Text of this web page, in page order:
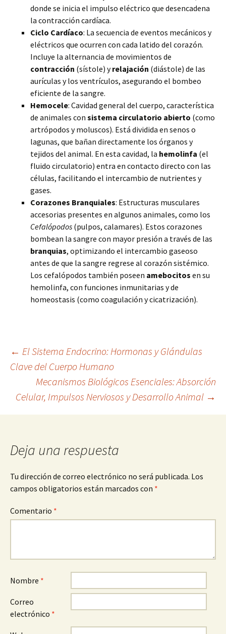
donde se inicia el impulso eléctrico que desencadena
la contracción cardíaca.
Ciclo Cardíaco: La secuencia de eventos mecánicos y
eléctricos que ocurren con cada latido del corazón.
Incluye la alternancia de movimientos de
contracción (sístole) yrelajación (diástole) de las
aurículas y los ventrículos, asegurando el bombeo
eficiente de la sangre.
Hemocele: Cavidad general del cuerpo, característica
de animales con sistema circulatorio abierto (como
artrópodos y moluscos). Está dividida en senos o
lagunas, que bañan directamente los órganos y
tejidos del animal. En esta cavidad, la hemolinfa (el
fluido circulatorio) entra en contacto directo con las
células, facilitando el intercambio de nutrientes y
gases.
Corazones Branquiales: Estructuras musculares
accesorias presentes en algunos animales, como los
Cefalópodos (pulpos, calamares). Estos corazones
bombean la sangre con mayor presión a través de las
branquias, optimizando el intercambio gaseoso
antes de que la sangre regrese al corazón sistémico.
Los cefalópodos también poseen amebocitos en su
hemolinfa, con funciones inmunitarias y de
homeostasis (como coagulación y cicatrización).
Navegación
de
entradas
← El Sistema Endocrino: Hormonas y Glándulas
Clave del Cuerpo Humano
Mecanismos Biológicos Esenciales: Absorción
Celular, Impulsos Nerviosos y Desarrollo Animal →
Deja una respuesta
Tu dirección de correo electrónico no será publicada. Los
campos obligatorios están marcados con *
Comentario *
Nombre *
Correo
electrónico *